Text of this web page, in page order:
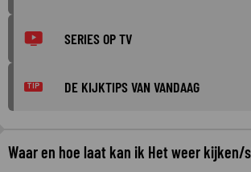
SERIES OP TV
TIP DE KIJKTIPS VAN VANDAAG
Waar en hoe laat kan ik Het weer kijken/